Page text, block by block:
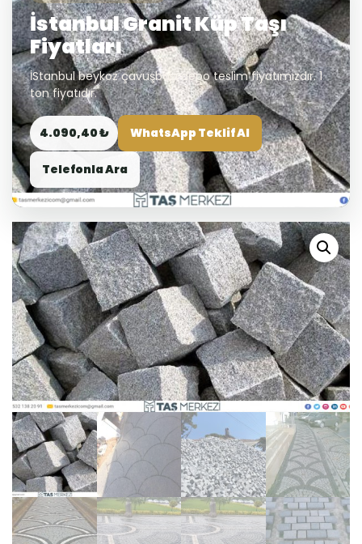
İstanbul Granit Küp Taşı
Fiyatları
İStanbul beykoz çavuşbaşı depo teslim fiyatımızdır. 1
ton fiyatıdır.
4.090,40 ₺ WhatsApp Teklif Al
Telefonla Ara